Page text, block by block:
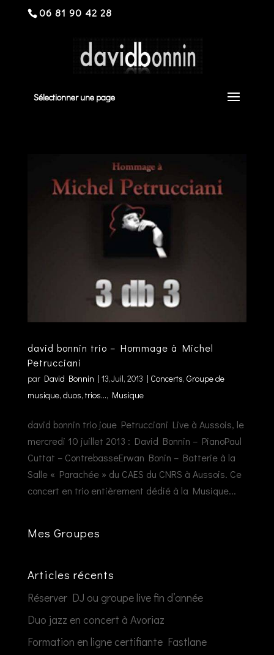
06 81 90 42 28
Sélectionner une page
david bonnin trio – Hommage à Michel
Petrucciani
par David Bonnin | 13,Juil, 2013 | Concerts, Groupe de
musique, duos, trios..., Musique
david bonnin trio joue Petrucciani Live à Aussois, le
mercredi 10 juillet 2013 : David Bonnin – PianoPaul
Cuttat – ContrebasseErwan Bonin – Batterie à la
Salle « Parachée » du CAES du CNRS à Aussois. Ce
concert en trio entièrement dédié à la Musique...
Mes Groupes
Articles récents
Réserver DJ ou groupe live fin d’année
Duo jazz en concert à Avoriaz
Formation en ligne certifiante Fastlane